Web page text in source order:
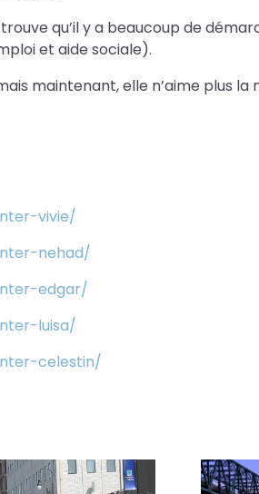
qu’il y a beaucoup de
et aide sociale).
maintenant, elle n’aime plus la
vivie/
nehad/
edgar/
luisa/
celestin/